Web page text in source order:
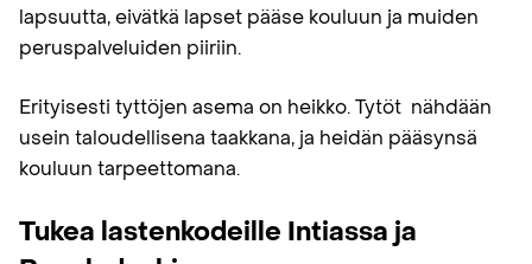
lapsuutta, eivätkä lapset pääse kouluun ja muiden
peruspalveluiden piiriin.
Erityisesti tyttöjen asema on heikko. Tytöt nähdään
usein taloudellisena taakkana, ja heidän pääsynsä
kouluun tarpeettomana.
Tukea lastenkodeille Intiassa ja